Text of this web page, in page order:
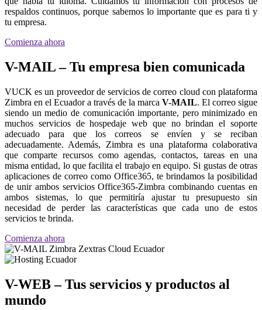
respaldos continuos, porque sabemos lo importante que es para ti y
tu empresa.
Comienza ahora
V-MAIL – Tu empresa bien comunicada
VUCK es un proveedor de servicios de correo cloud con plataforma
Zimbra en el Ecuador a través de la marca V-MAIL. El correo sigue
siendo un medio de comunicación importante, pero minimizado en
muchos servicios de hospedaje web que no brindan el soporte
adecuado para que los correos se envíen y se reciban
adecuadamente. Además, Zimbra es una plataforma colaborativa
que comparte recursos como agendas, contactos, tareas en una
misma entidad, lo que facilita el trabajo en equipo. Si gustas de otras
aplicaciones de correo como Office365, te brindamos la posibilidad
de unir ambos servicios Office365-Zimbra combinando cuentas en
ambos sistemas, lo que permitiría ajustar tu presupuesto sin
necesidad de perder las características que cada uno de estos
servicios te brinda.
Comienza ahora
V-WEB – Tus servicios y productos al
mundo